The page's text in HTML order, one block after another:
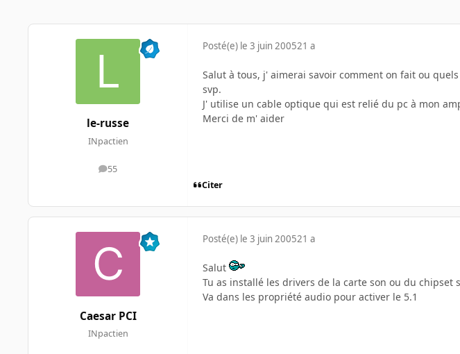
le-russe
INpactien
55
messages
Posté(e) le 3 juin 200521 a
Salut à tous, j' aimerai savoir comment on fait ou
svp.
J' utilise un cable optique qui est relié du pc à mon
Merci de m' aider
Citer
Caesar PCI
INpactien
Posté(e) le 3 juin 200521 a
Salut
Tu as installé les drivers de la carte son ou du chipset
Va dans les propriété audio pour activer le 5.1